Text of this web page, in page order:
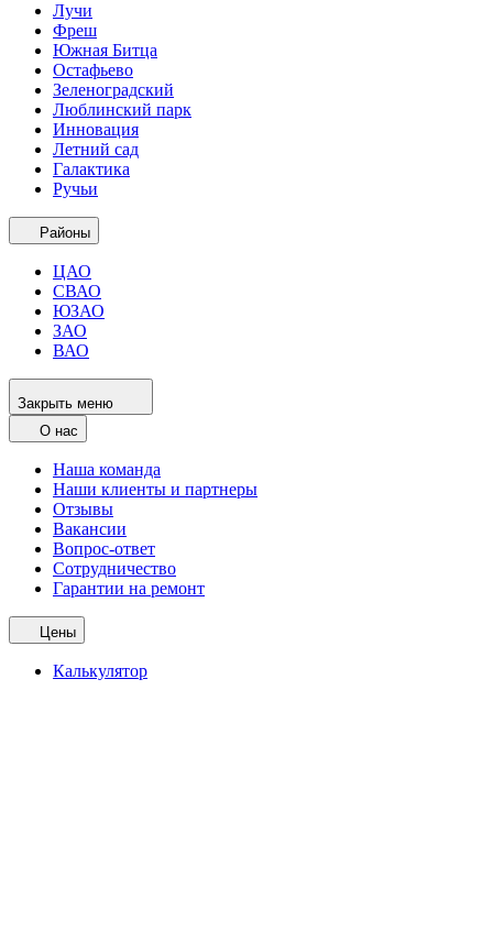
Лучи
Фреш
Южная Битца
Остафьево
Зеленоградский
Люблинский парк
Инновация
Летний сад
Галактика
Ручьи
Районы
ЦАО
СВАО
ЮЗАО
ЗАО
ВАО
Закрыть меню
О нас
Наша команда
Наши клиенты и партнеры
Отзывы
Вакансии
Вопрос-ответ
Сотрудничество
Гарантии на ремонт
Цены
Калькулятор